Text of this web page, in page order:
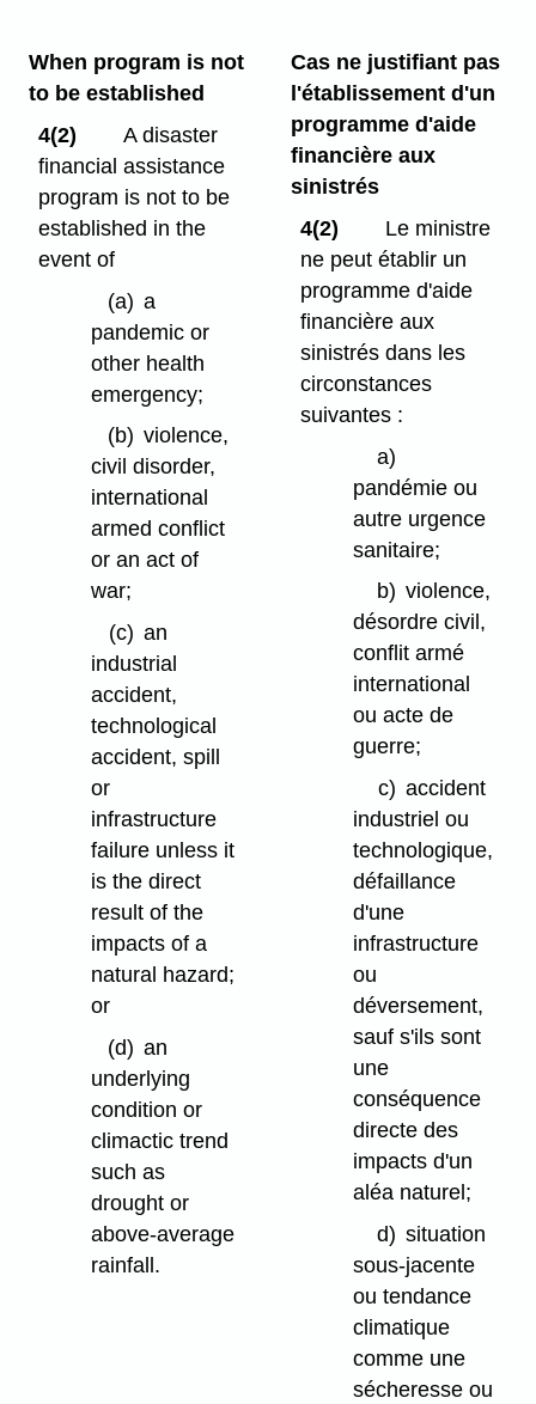
When program is not
to be established
4(2)
A disaster
financial assistance
program is not to be
established in the
event of
(a) a
pandemic or
other health
emergency;
(b) violence,
civil disorder,
international
armed conflict
or an act of
war;
(c) an
industrial
accident,
technological
accident, spill
or
infrastructure
failure unless it
is the direct
result of the
impacts of a
natural hazard;
or
(d) an
underlying
condition or
climactic trend
such as
drought or
above-average
rainfall.
Cas ne justifiant pas
l'établissement d'un
programme d'aide
financière aux
sinistrés
4(2)
Le ministre
ne peut établir un
programme d'aide
financière aux
sinistrés dans les
circonstances
suivantes :
a)
pandémie ou
autre urgence
sanitaire;
b) violence,
désordre civil,
conflit armé
international
ou acte de
guerre;
c) accident
industriel ou
technologique,
défaillance
d'une
infrastructure
ou
déversement,
sauf s'ils sont
une
conséquence
directe des
impacts d'un
aléa naturel;
d) situation
sous-jacente
ou tendance
climatique
comme une
sécheresse ou